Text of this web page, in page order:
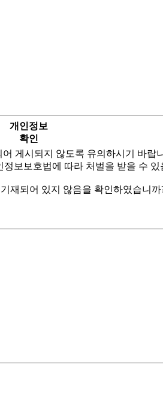
개인정보
확인
게시되지 않도록 유의하시기 바
보보호법에 따라 처벌을 받을 수
재되어 있지 않음을 확인하였습니까